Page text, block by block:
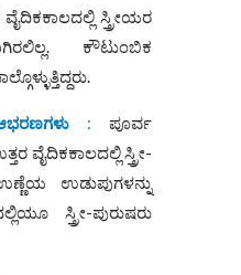
ಸ್ತ್ರೀಯರ
ಕೌಟುಂಬಿಕ
:ಪೂರ್ವ
ವೈದಿಕಕಾಲದಲ್ಲಿ ಸ್ತ್ರೀ-
ಉಡುಪುಗಳನ್ನು
ಸ್ತ್ರೀ-ಪುರುಷರು